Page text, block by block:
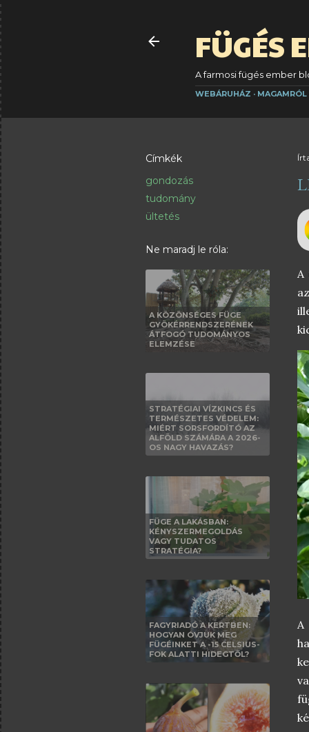
FÜGÉS
A farmosi fügés ember
WEBÁRUHÁZ MAGAMRÓL
Címkék
gondozás
tudomány
ültetés
Ne maradj le róla:
A KÖZÖNSÉGES FÜGE
GYÖKÉRRENDSZERÉNEK
ÁTFOGÓ TUDOMÁNYOS
ELEMZÉSE
STRATÉGIAI VÍZKINCS ÉS
TERMÉSZETES VÉDELEM:
MIÉRT SORSFORDÍTÓ AZ
ALFÖLD SZÁMÁRA A 2026-
OS NAGY HAVAZÁS?
FÜGE A LAKÁSBAN:
KÉNYSZERMEGOLDÁS
VAGY TUDATOS
STRATÉGIA?
FAGYRIADÓ A KERTBEN:
HOGYAN ÓVJUK MEG
FÜGÉINKET A -15 CELSIUS-
FOK ALATTI HIDEGTŐL?
A
A